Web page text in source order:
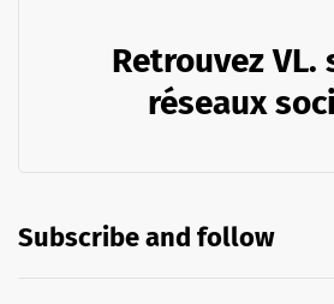
Retrouvez VL.
réseaux
Subscribe and follow